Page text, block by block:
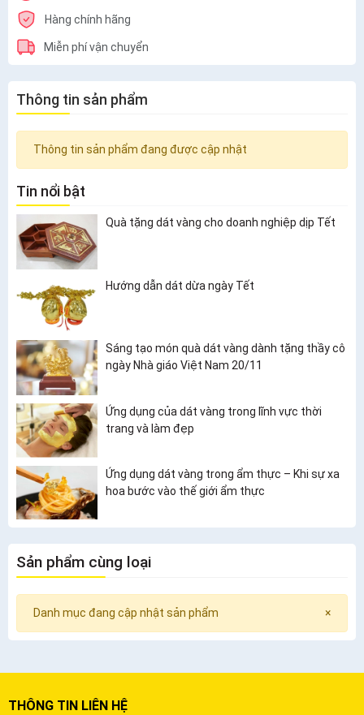
Hàng chính hãng
Miễn phí vận chuyển
Thông tin sản phẩm
Thông tin sản phẩm đang được cập nhật
Tin nổi bật
Quà tặng dát vàng cho doanh nghiệp dịp Tết
Hướng dẫn dát dừa ngày Tết
Sáng tạo món quà dát vàng dành tặng thầy cô
ngày Nhà giáo Việt Nam 20/11
Ứng dụng của dát vàng trong lĩnh vực thời
trang và làm đẹp
Ứng dụng dát vàng trong ẩm thực – Khi sự xa
hoa bước vào thế giới ẩm thực
Sản phẩm cùng loại
×
Danh mục đang cập nhật sản phẩm
THÔNG TIN LIÊN HỆ